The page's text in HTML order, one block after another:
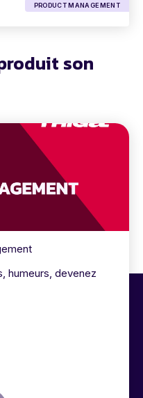
PRODUCT MANAGEMENT
son
humeurs, devenez